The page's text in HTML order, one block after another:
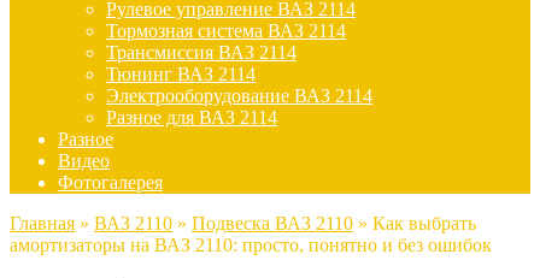
Рулевое управление ВАЗ 2114
Тормозная система ВАЗ 2114
Трансмиссия ВАЗ 2114
Тюнинг ВАЗ 2114
Электрооборудование ВАЗ 2114
Разное для ВАЗ 2114
Разное
Видео
Фотогалерея
Главная » ВАЗ 2110 » Подвеска ВАЗ 2110 » Как выбрать
амортизаторы на ВАЗ 2110: просто, понятно и без ошибок